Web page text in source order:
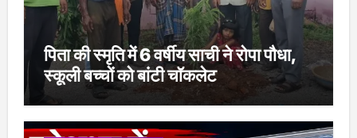
पिता की स्मृति में 6 वर्षीय साची ने रोपा पौधा,
स्कूली बच्चों को बांटी चॉकलेट